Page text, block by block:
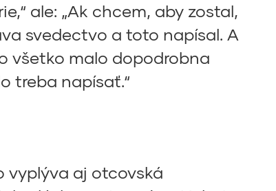
ale: „Ak chcem, aby zostal,
svedectvo a toto napísal. A
všetko malo dopodrobna
treba napísať.“
vyplýva aj otcovská